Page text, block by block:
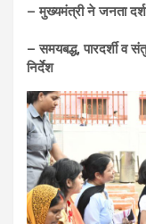
– मुख्यमंत्री ने जनता
– समयबद्ध, पारदर्शी व
निर्देश